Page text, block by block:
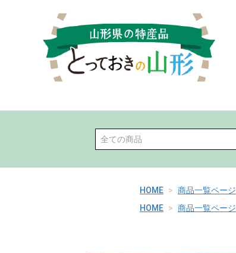
HOME 商品一覧ページ
HOME
商品一覧ページ